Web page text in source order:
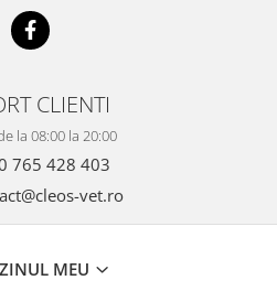
CLIENTI
la 08:00 la 20:00
765 428 403
vet.ro
MEU